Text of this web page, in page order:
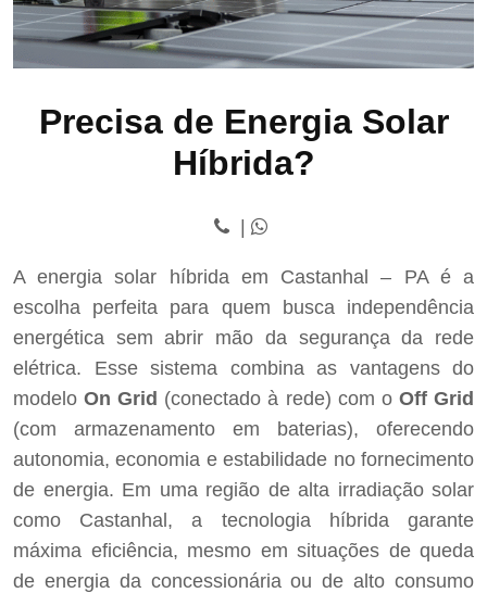
Precisa de Energia Solar
Híbrida?
A energia solar híbrida em Castanhal – PA é a
escolha perfeita para quem busca independência
energética sem abrir mão da segurança da rede
elétrica. Esse sistema combina as vantagens do
modeloOn Grid (conectado à rede) com o Off Grid
(com armazenamento em baterias), oferecendo
autonomia, economia e estabilidade no fornecimento
de energia. Em uma região de alta irradiação solar
como Castanhal, a tecnologia híbrida garante
máxima eficiência, mesmo em situações de queda
de energia da concessionária ou de alto consumo